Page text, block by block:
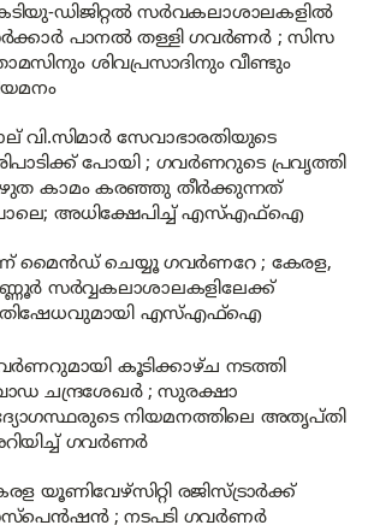
ഡിജിറ്റൽ സർവകലാശാലകളിൽ
പാനൽ തള്ളി ഗവർണർ ; സിസ
ശിവപ്രസാദിനും വീണ്ടും
വി.സിമാർ സേവാഭാരതിയുടെ
പോയി ; ഗവർണറുടെ പ്രവൃത്തി
കാമം കരഞ്ഞു തീർക്കുന്നത്
അധിക്ഷേപിച്ച് എസ്എഫ്ഐ
മൈൻഡ് ചെയ്യൂ ഗവർണറേ ; കേരള,
സർവ്വകലാശാലകളിലേക്ക്
എസ്എഫ്ഐ
കൂടിക്കാഴ്‌ച നടത്തി
ചന്ദ്രശേഖർ ; സുരക്ഷാ
നിയമനത്തിലെ അതൃപ്തി
ഗവർണർ
യൂണിവേഴ്സിറ്റി രജിസ്ട്രാർക്ക്
; നടപടി ഗവര്‍ണര്‍